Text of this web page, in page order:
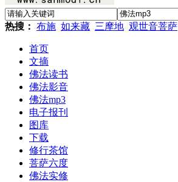
热搜： 布施 如来藏 三摩地 观世音菩萨
首页
文摘
佛法读书
佛法影音
佛法mp3
电子报刊
图库
下载
修行茶馆
菩萨六度
佛法实修